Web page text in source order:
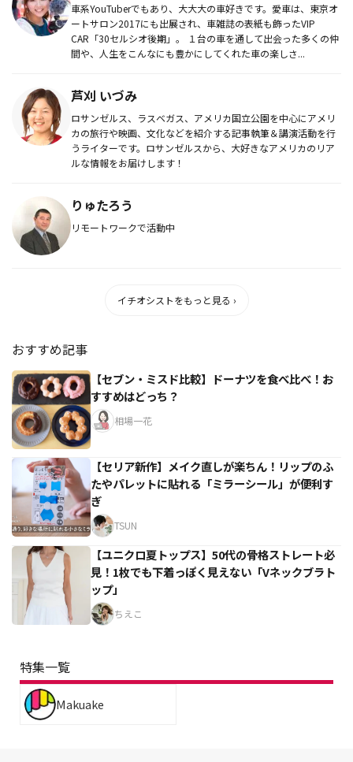
車系YouTuberでもあり、大大大の車好きです。愛車は、東京オ
ートサロン2017にも出展され、車雑誌の表紙も飾ったVIP
CAR「30セルシオ後期」。 １台の車を通して出会った多くの仲
間や、人生をこんなにも豊かにしてくれた車の楽しさ...
芦刈 いづみ
ロサンゼルス、ラスベガス、アメリカ国立公園を中心にアメリ
カの旅行や映画、文化などを紹介する記事執筆＆講演活動を行
うライターです。ロサンゼルスから、大好きなアメリカのリア
ルな情報をお届けします！
りゅたろう
リモートワークで活動中
イチオシストをもっと見る ›
おすすめ記事
【セブン・ミスド比較】ドーナツを食べ比べ！お
すすめはどっち？
相場一花
【セリア新作】メイク直しが楽ちん！リップのふ
たやパレットに貼れる「ミラーシール」が便利す
ぎ
TSUN
【ユニクロ夏トップス】50代の骨格ストレート必
見！1枚でも下着っぽく見えない「Vネックブラト
ップ」
ちえこ
特集一覧
Makuake